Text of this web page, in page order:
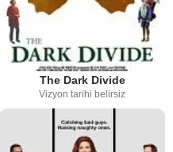
The Dark Divide
Vizyon tarihi belirsiz